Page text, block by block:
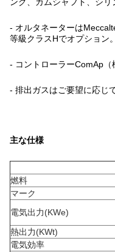
- オルタネーターは
等級クラスHでオプション。
- コントローラーComAp（
- 排出ガスはご要望に応じ
主な仕様
燃料
マーク
電気出力(KWe)
熱出力(KWt)
電気効率